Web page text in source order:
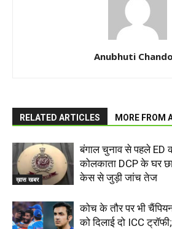
Anubhuti
RELATED ARTICLES MORE FROM
ख़ास खबर
बंगाल चुनाव से पहले ED
कोलकाता DCP के घर
केस से जुड़ी जांच तेज
कोच के तौर पर भी
को दिलाई दो ICC